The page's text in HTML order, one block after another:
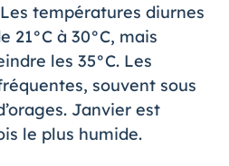
températures diurnes
21°C à 30°C, mais
les 35°C. Les
souvent sous
Janvier est
le plus humide.